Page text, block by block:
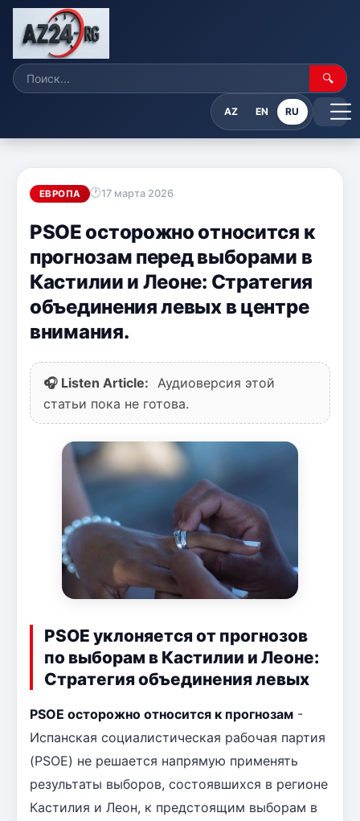
🔍
AZ EN RU
ЕВРОПА 17 марта 2026
PSOE осторожно относится к
прогнозам перед выборами в
Кастилии и Леоне: Стратегия
объединения левых в центре
внимания.
🎧 Listen Article:
Аудиоверсия этой
статьи пока не готова.
PSOE уклоняется от прогнозов
по выборам в Кастилии и Леоне:
Стратегия объединения левых
PSOE осторожно относится к прогнозам -
Испанская социалистическая рабочая партия
(PSOE) не решается напрямую применять
результаты выборов, состоявшихся в регионе
Кастилия и Леон, к предстоящим выборам в